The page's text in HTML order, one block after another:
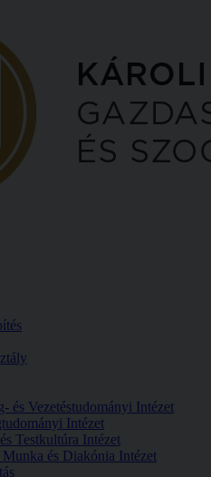
és Vezetéstudományi Intézet
Intézet
Testkultúra Intézet
Munka és Diakónia Intézet